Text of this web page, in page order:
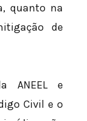
quanto na
de
ANEEL e
Civil e o